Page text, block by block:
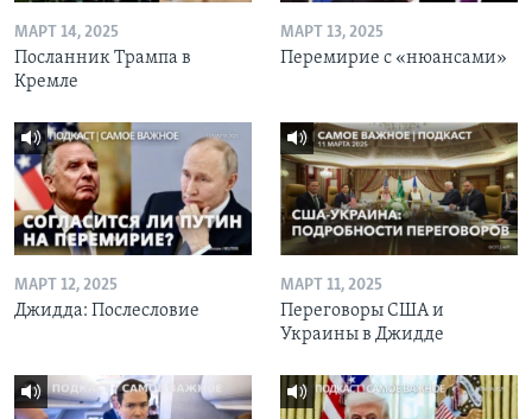
МАРТ 14, 2025
Посланник Трампа в
Кремле
МАРТ 13, 2025
Перемирие с «нюансами»
МАРТ 12, 2025
Джидда: Послесловие
МАРТ 11, 2025
Переговоры США и
Украины в Джидде